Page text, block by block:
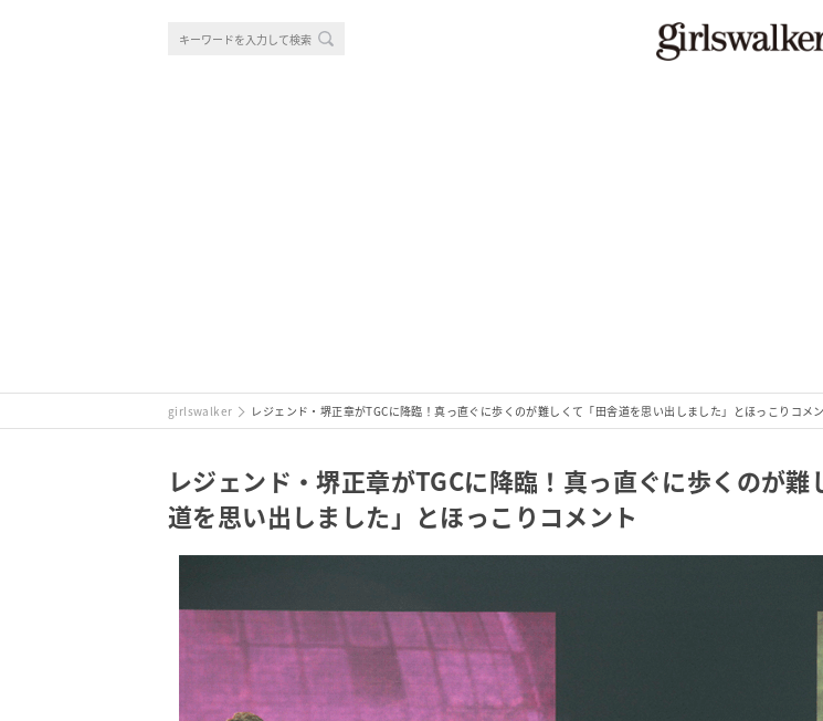
girlswalker レジェンド・堺正章がTGCに降臨！真っ直ぐに歩くのが難しくて「田舎道を思い出しました」とほっこりコメ
レジェンド・堺正章がTGCに降臨！真っ直ぐに歩くのが難
道を思い出しました」とほっこりコメント